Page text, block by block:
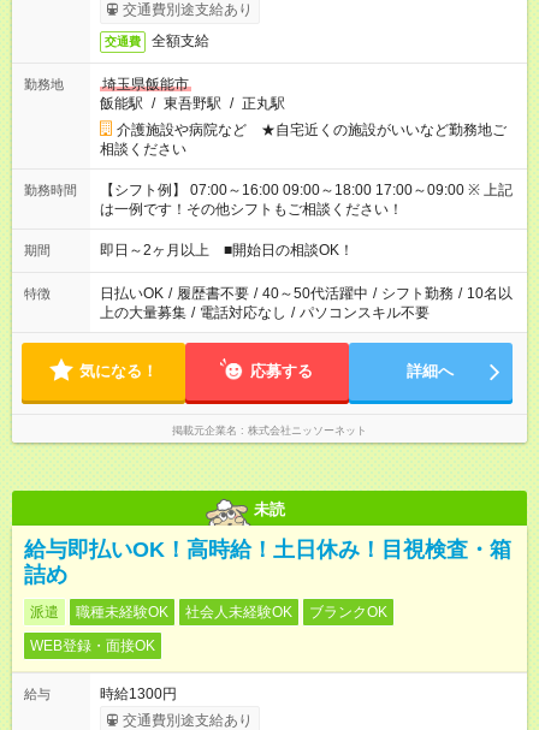
交通費別途支給あり
交通費 全額支給
勤務地
埼玉県飯能市
飯能駅 / 東吾野駅 / 正丸駅
介護施設や病院など ★自宅近くの施設がいいなど勤務地ご
相談ください
勤務時間
【シフト例】 07:00～16:00 09:00～18:00 17:00～09:00 ※ 上記
は一例です！その他シフトもご相談ください！
期間 即日～2ヶ月以上 ■開始日の相談OK！
特徴 日払いOK / 履歴書不要 / 40～50代活躍中 / シフト勤務 / 10名以
上の大量募集 / 電話対応なし / パソコンスキル不要
気になる！ 応募する 詳細へ
掲載元企業名 株式会社ニッソーネット
未読
給与即払いOK！高時給！土日休み！目視検査・箱
詰め
派遣 職種未経験OK 社会人未経験OK
ブランクOK
WEB登録・面接OK
給与
時給1300円
交通費別途支給あり